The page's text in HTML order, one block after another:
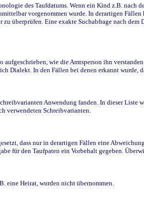
des Taufdatums. Wenn ein Kind z.B. nach
vorgenommen wurde. In derartigen
überprüfen. Eine exakte Suchabfrage nach
wie die Amtsperson ihn
Dialekt. In den Fällen bei denen erkannt
Anwendung fanden. In dieser Liste
verwendeten Schreibvarianten.
dass nur in derartigen Fällen eine
für den Taufpaten ein Vorbehalt gegeben.
eine Heirat, wurden nicht übernommen.